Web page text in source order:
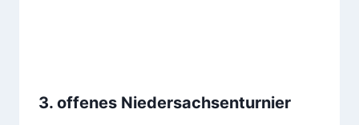
3. offenes Niedersachsenturnier